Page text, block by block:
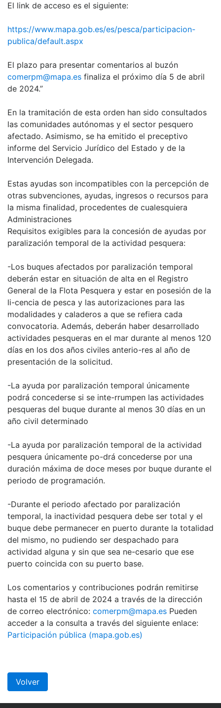
El link de acceso es el siguiente:
https://www.mapa.gob.es/es/pesca/participacion-
publica/default.aspx
El plazo para presentar comentarios al buzón
comerpm@mapa.es finaliza el próximo día 5 de abril
de 2024.”
En la tramitación de esta orden han sido consultados
las comunidades autónomas y el sector pesquero
afectado. Asimismo, se ha emitido el preceptivo
informe del Servicio Jurídico del Estado y de la
Intervención Delegada.
Estas ayudas son incompatibles con la percepción de
otras subvenciones, ayudas, ingresos o recursos para
la misma finalidad, procedentes de cualesquiera
Administraciones
Requisitos exigibles para la concesión de ayudas por
paralización temporal de la actividad pesquera:
-Los buques afectados por paralización temporal
deberán estar en situación de alta en el Registro
General de la Flota Pesquera y estar en posesión de la
li-cencia de pesca y las autorizaciones para las
modalidades y caladeros a que se refiera cada
convocatoria. Además, deberán haber desarrollado
actividades pesqueras en el mar durante al menos 120
días en los dos años civiles anterio-res al año de
presentación de la solicitud.
-La ayuda por paralización temporal únicamente
podrá concederse si se inte-rrumpen las actividades
pesqueras del buque durante al menos 30 días en un
año civil determinado
-La ayuda por paralización temporal de la actividad
pesquera únicamente po-drá concederse por una
duración máxima de doce meses por buque durante el
periodo de programación.
-Durante el periodo afectado por paralización
temporal, la inactividad pesquera debe ser total y el
buque debe permanecer en puerto durante la totalidad
del mismo, no pudiendo ser despachado para
actividad alguna y sin que sea ne-cesario que ese
puerto coincida con su puerto base.
Los comentarios y contribuciones podrán remitirse
hasta el 15 de abril de 2024 a través de la dirección
de correo electrónico: comerpm@mapa.es Pueden
acceder a la consulta a través del siguiente enlace:
Participación pública (mapa.gob.es)
Volver